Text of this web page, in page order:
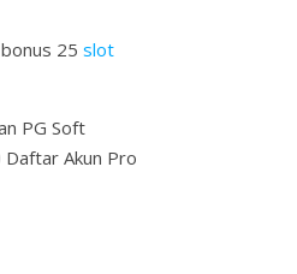
25 slot
PG Soft
Akun Pro